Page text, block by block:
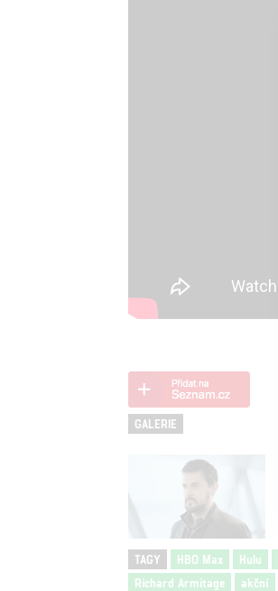
GALERIE
TAGY HBO Max Hulu
Richard Armitage
akční